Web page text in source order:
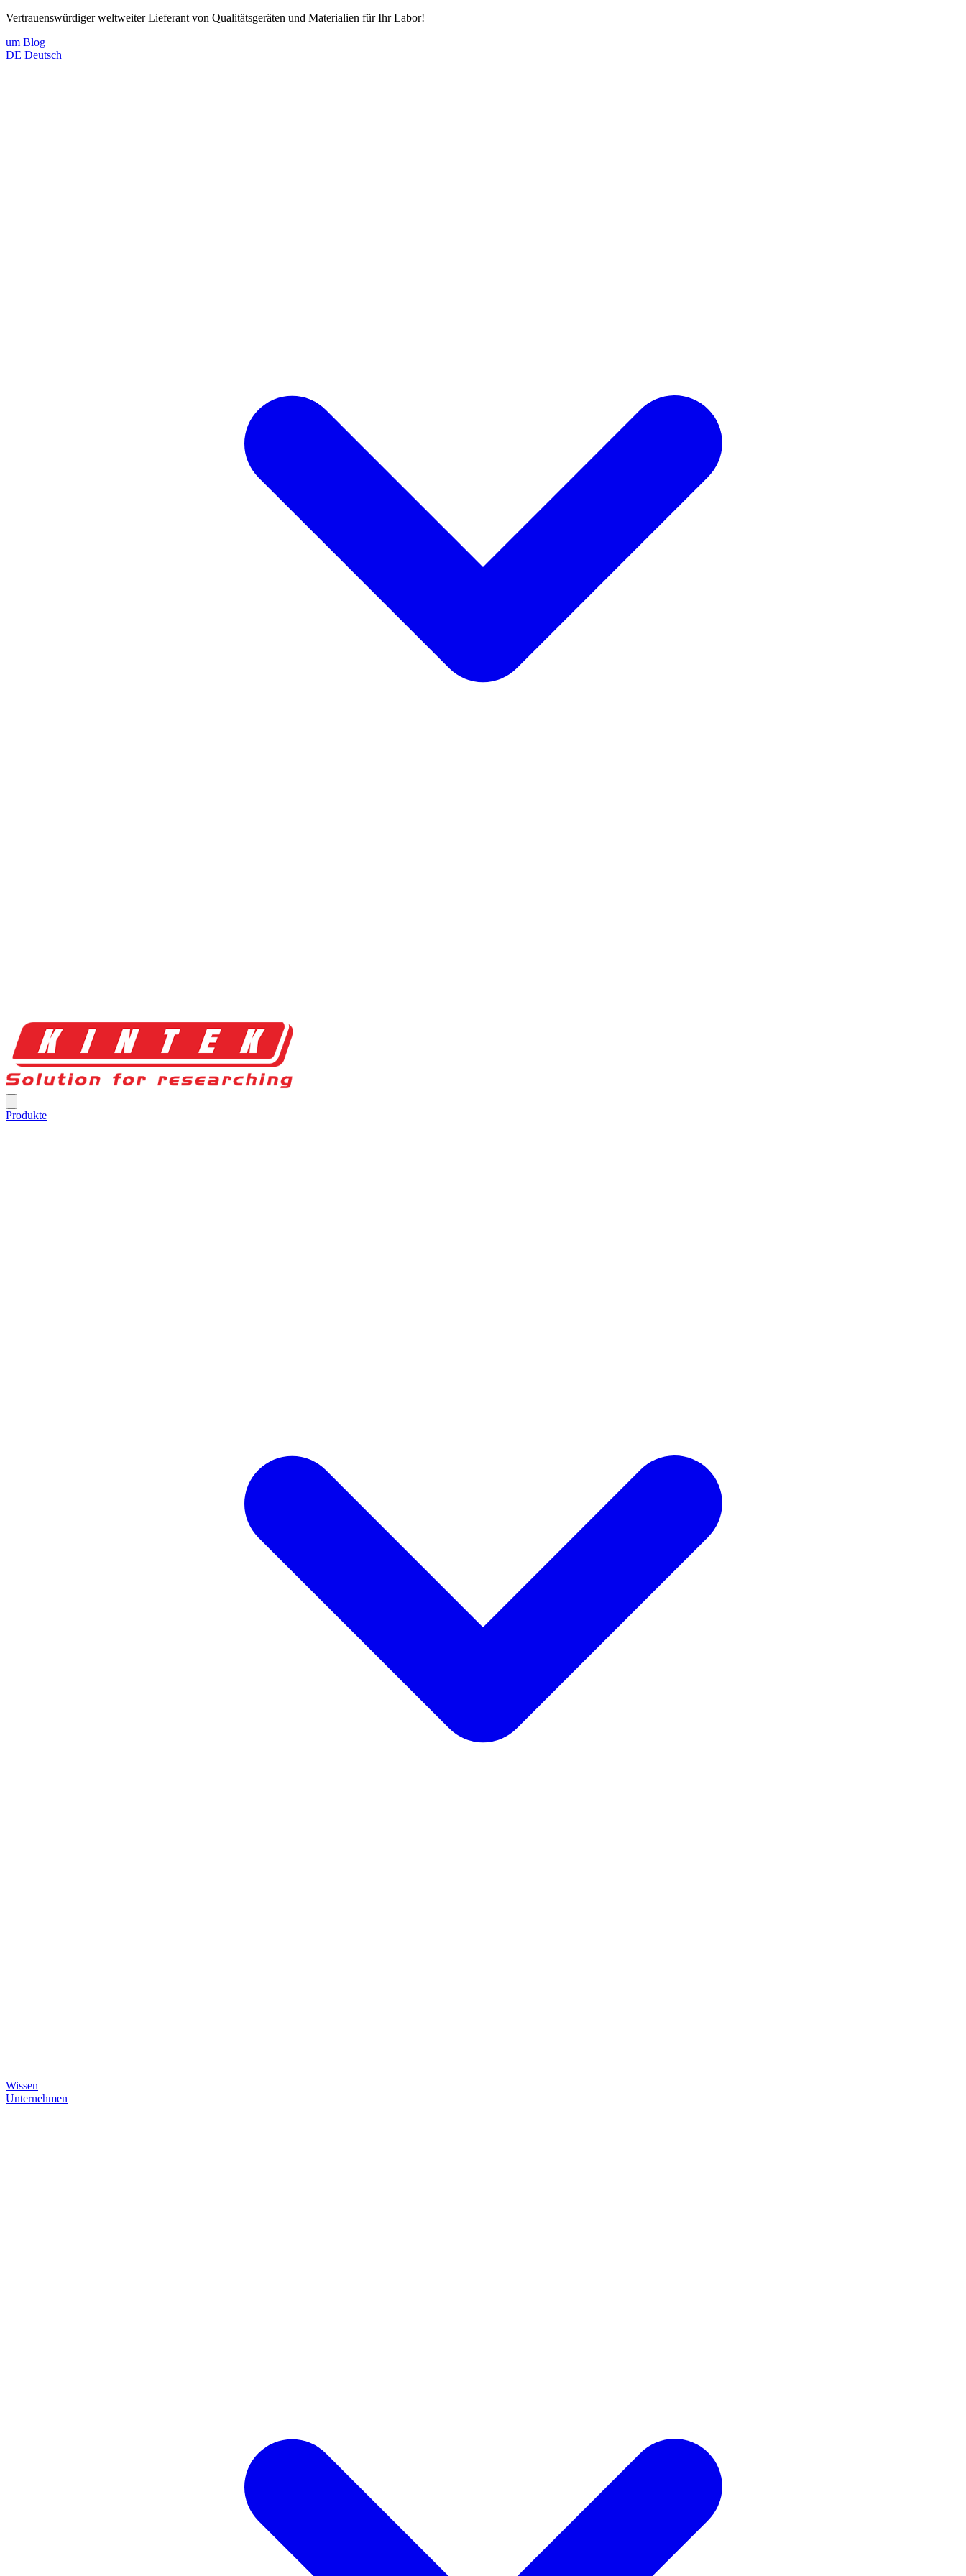
Vertrauenswürdiger weltweiter Lieferant von Qualitätsgeräten und Materialien für Ihr Labor!
um Blog
DE Deutsch
Produkte
Wissen
Unternehmen